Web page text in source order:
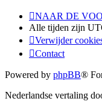
NAAR DE
Alle tijden zijn
Verwijder
Contact
Powered by phpBB®
Nederlandse vertaling